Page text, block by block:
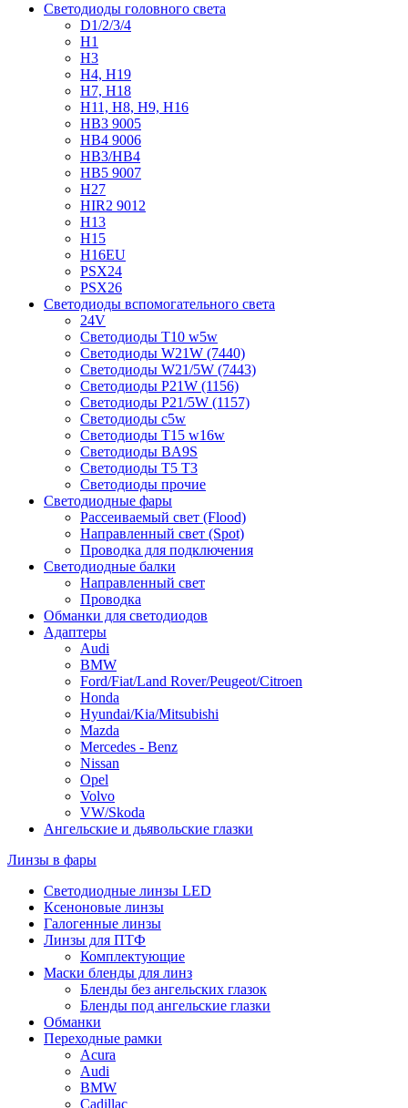
Светодиоды головного света
D1/2/3/4
H1
H3
H4, H19
H7, H18
H11, H8, H9, H16
HB3 9005
HB4 9006
HB3/HB4
HB5 9007
H27
HIR2 9012
H13
H15
H16EU
PSX24
PSX26
Светодиоды вспомогательного света
24V
Светодиоды T10 w5w
Светодиоды W21W (7440)
Светодиоды W21/5W (7443)
Светодиоды P21W (1156)
Светодиоды P21/5W (1157)
Светодиоды c5w
Светодиоды T15 w16w
Светодиоды BA9S
Светодиоды T5 T3
Светодиоды прочие
Светодиодные фары
Рассеиваемый свет (Flood)
Направленный свет (Spot)
Проводка для подключения
Светодиодные балки
Направленный свет
Проводка
Обманки для светодиодов
Адаптеры
Audi
BMW
Ford/Fiat/Land Rover/Peugeot/Citroen
Honda
Hyundai/Kia/Mitsubishi
Mazda
Mercedes - Benz
Nissan
Opel
Volvo
VW/Skoda
Ангельские и дьявольские глазки
Линзы в фары
Светодиодные линзы LED
Ксеноновые линзы
Галогенные линзы
Линзы для ПТФ
Комплектующие
Маски бленды для линз
Бленды без ангельских глазок
Бленды под ангельские глазки
Обманки
Переходные рамки
Acura
Audi
BMW
Cadillac